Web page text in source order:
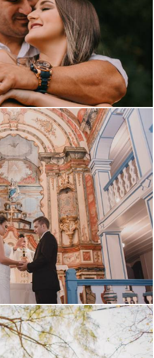
976 0
1126 1